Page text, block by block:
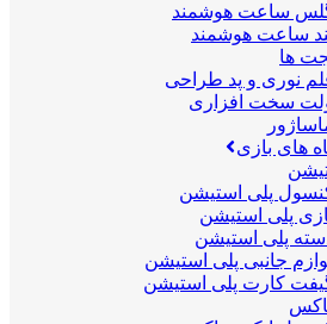
ساعت هوشمند
ساعت هوشمند
ها
نوری و پد طراحی
سخت افزاری
های بازی
پلی استیشن
پلی استیشن
پلی استیشن
جانبی پلی استیشن
کارت پلی استیشن